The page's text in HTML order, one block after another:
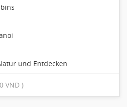
und Entdecken
VND )